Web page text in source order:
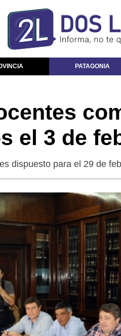
PATAGONIA
el 3 de
dispuesto para el 29 de